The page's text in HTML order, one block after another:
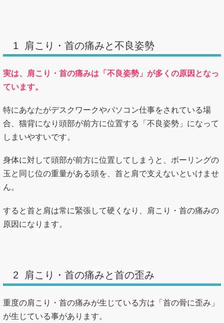
1 肩こり・首の痛みと不良姿勢
実は、肩こり・首の痛みは「不良姿勢」が多くの原因となっ
ています。
特にあなたがデスクワークやパソコン仕事をされている場
合、猫背になり頭部が前方に位置する「不良姿勢」になって
しまいやすいです。
身体に対して頭部が前方に位置してしまうと、ボーリングの
玉と同じ位の重量がある頭を、首と肩で支えないといけませ
ん。
すると首と肩は常に緊張して硬くなり、肩こり・首の痛みの
原因になります。
2 肩こり・首の痛みと首の歪み
重度の肩こり・首の痛みが生じている方は「首の骨に歪み」
が生じている事があります。